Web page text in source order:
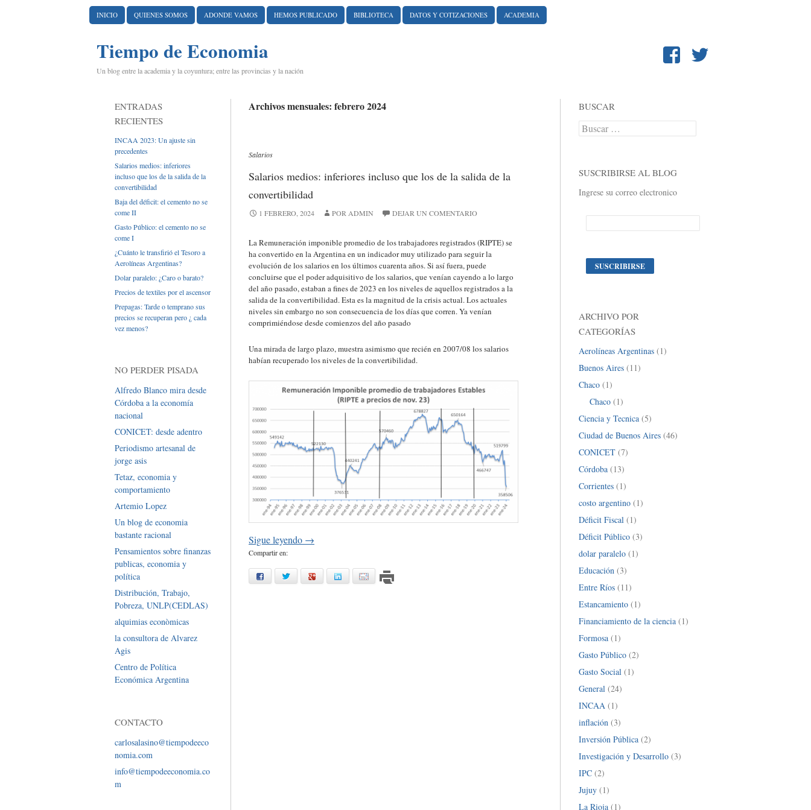
IR AL CONTENIDO
INICIO
QUIENES SOMOS ADONDE VAMOS HEMOS PUBLICADO BIBLIOTECA DATOS Y COTIZACIONES ACADEMIA
Tiempo de Economia
Un blog entre la academia y la coyuntura; entre las provincias y la nación
Archivos mensuales: febrero 2024
Salarios
Salarios medios: inferiores incluso que los de la salida de la
convertibilidad
1 FEBRERO, 2024 POR ADMIN DEJAR UN COMENTARIO
La Remuneración imponible promedio de los trabajadores registrados (RIPTE) se
ha convertido en la Argentina en un indicador muy utilizado para seguir la
evolución de los salarios en los últimos cuarenta años. Si así fuera, puede
concluirse que el poder adquisitivo de los salarios, que venían cayendo a lo largo
del año pasado, estaban a fines de 2023 en los niveles de aquellos registrados a la
salida de la convertibilidad. Esta es la magnitud de la crisis actual. Los actuales
niveles sin embargo no son consecuencia de los días que corren. Ya venían
comprimiéndose desde comienzos del año pasado
Una mirada de largo plazo, muestra asimismo que recién en 2007/08 los salarios
habían recuperado los niveles de la convertibilidad.
Sigue leyendo →
Compartir en:
facebooktwitter google linkedinmail
BUSCAR
Buscar:
SUSCRIBIRSE AL BLOG
Ingrese su correo electronico
ARCHIVO POR
CATEGORÍAS
Aerolíneas Argentinas(1)
Buenos Aires(11)
Chaco(1)
Chaco(1)
Ciencia y Tecnica(5)
Ciudad de Buenos Aires(46)
CONICET(7)
Córdoba(13)
Corrientes(1)
costo argentino(1)
Déficit Fiscal(1)
Déficit Público(3)
dolar paralelo(1)
Educación(3)
Entre Ríos(11)
Estancamiento(1)
Financiamiento de la ciencia(1)
Formosa(1)
Gasto Público(2)
Gasto Social(1)
General(24)
INCAA(1)
inflación(3)
Inversión Pública(2)
Investigación y Desarrollo(3)
IPC(2)
Jujuy(1)
La Rioja(1)
ENTRADAS
RECIENTES
INCAA 2023: Un ajuste sin
precedentes
Salarios medios: inferiores
incluso que los de la salida de la
convertibilidad
Baja del déficit: el cemento no se
come II
Gasto Público: el cemento no se
come I
¿Cuánto le transfirió el Tesoro a
Aerolíneas Argentinas?
Dolar paralelo: ¿Caro o barato?
Precios de textiles por el ascensor
Prepagas: Tarde o temprano sus
precios se recuperan pero ¿ cada
vez menos?
NO PERDER PISADA
Alfredo Blanco mira desde
Córdoba a la economía
nacional
CONICET: desde adentro
Periodismo artesanal de
jorge asis
Tetaz, economia y
comportamiento
Artemio Lopez
Un blog de economia
bastante racional
Pensamientos sobre finanzas
publicas, economia y
política
Distribución, Trabajo,
Pobreza, UNLP(CEDLAS)
alquimias econòmicas
la consultora de Alvarez
Agis
Centro de Política
Económica Argentina
CONTACTO
carlosalasino@tiempodeeco
nomia.com
info@tiempodeeconomia.co
m